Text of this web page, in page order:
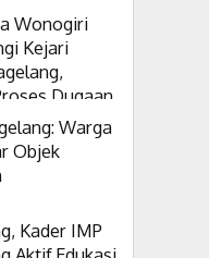
Wonogiri
Kejari
Dugaan
DesanyaWarga
Objek
Kader IMP